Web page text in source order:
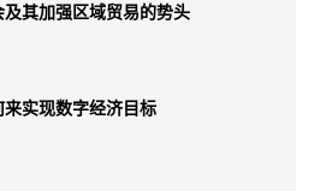
及其加强区域贸易的势头
来实现数字经济目标